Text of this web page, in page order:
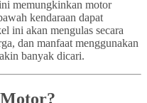
memungkinkan motor
kendaraan dapat
ini akan mengulas secara
dan manfaat menggunakan
banyak dicari.